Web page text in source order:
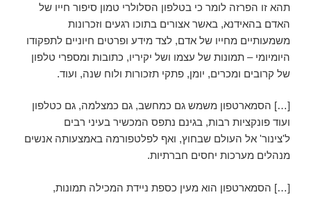
תהא זו הפרזה לומר כי בטלפון הסלולרי טמון סיפור חייו של
האדם בהאידנא, באשר אצורים בתוכו רגעים וזכרונות
משמעותיים מחייו של אדם, לצד מידע ופרטים חיוניים לתפקודו
היומיומי – תמונות של עצמו ושל יקיריו, כתובות ומספרי טלפון
של קרובים ומכרים, יומן, פתקי תזכורות ולוח שנה, ועוד.
[…] הסמארטפון משמש גם כמחשב, גם כמצלמה, גם כטלפון
ועוד פונקציות רבות, בגינם נתפס המכשיר בעיני רבים
ל'צינור' אל העולם שבחוץ, ואף לפלטפורמה באמצעותה אנשים
מנהלים מערכות יחסים חברתיות.
[…] הסמארטפון הוא מעין כספת ניידת המכילה תמונות,